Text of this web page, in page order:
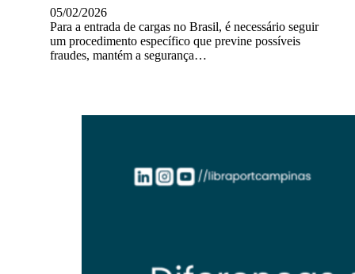
05/02/2026
Para a entrada de cargas no Brasil, é necessário seguir
um procedimento específico que previne possíveis
fraudes, mantém a segurança…